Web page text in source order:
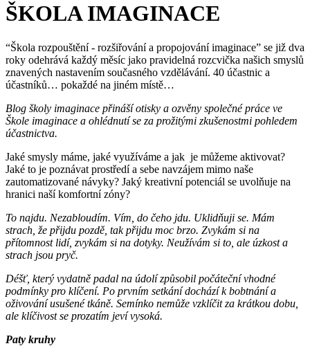
ŠKOLA IMAGINACE
“Škola rozpouštění - rozšiřování a propojování imaginace” se již dva
roky odehrává každý měsíc jako pravidelná rozcvička našich smyslů
znavených nastavením současného vzdělávání. 40 účastnic a
účastníků… pokaždé na jiném místě…
Blog školy imaginace přináší otisky a ozvěny společné práce ve
Škole imaginace a ohlédnutí se za prožitými zkušenostmi pohledem
účastnictva.
Jaké smysly máme, jaké využíváme a jak je můžeme aktivovat?
Jaké to je poznávat prostředí a sebe navzájem mimo naše
zautomatizované návyky? Jaký kreativní potenciál se uvolňuje na
hranici naší komfortní zóny?
To najdu. Nezabloudím. Vím, do čeho jdu. Uklidňuji se. Mám
strach, že přijdu pozdě, tak přijdu moc brzo. Zvykám si na
přítomnost lidí, zvykám si na dotyky. Neužívám si to, ale úzkost a
strach jsou pryč.
Déšť, který vydatně padal na údolí způsobil počáteční vhodné
podmínky pro klíčení. Po prvním setkání dochází k bobtnání a
oživování usušené tkáně. Semínko nemůže vzklíčit za krátkou dobu,
ale klíčivost se prozatím jeví vysoká.
Paty kruhy